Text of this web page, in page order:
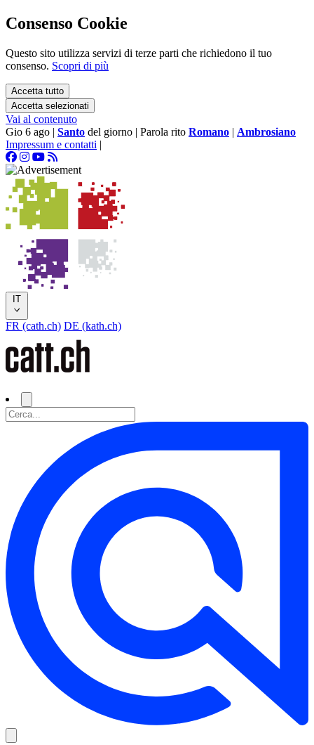
Consenso Cookie
Questo sito utilizza servizi di terze parti che richiedono il tuo
consenso. Scopri di più
Accetta tutto
Accetta selezionati
Vai al contenuto
Gio 6 ago | Santo del giorno | Parola rito Romano | Ambrosiano
Impressum e contatti |
IT
FR (cath.ch) DE (kath.ch)